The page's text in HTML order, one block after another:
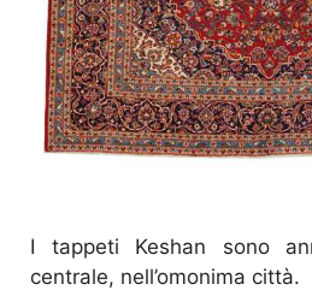
I tappeti Keshan sono
centrale, nell’omonima città.